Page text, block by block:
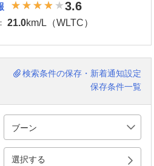
3.6
21.0km/L（WLTC）
検索条件の保存・新着通知設定
保存条件一覧
選択する